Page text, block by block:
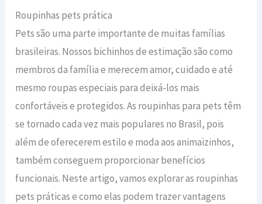
Roupinhas pets prática
Pets são uma parte importante de muitas famílias
brasileiras. Nossos bichinhos de estimação são como
membros da família e merecem amor, cuidado e até
mesmo roupas especiais para deixá-los mais
confortáveis ​​e protegidos. As roupinhas para pets têm
se tornado cada vez mais populares no Brasil, pois
além de oferecerem estilo e moda aos animaizinhos,
também conseguem proporcionar benefícios
funcionais. Neste artigo, vamos explorar as roupinhas
pets práticas e como elas podem trazer vantagens